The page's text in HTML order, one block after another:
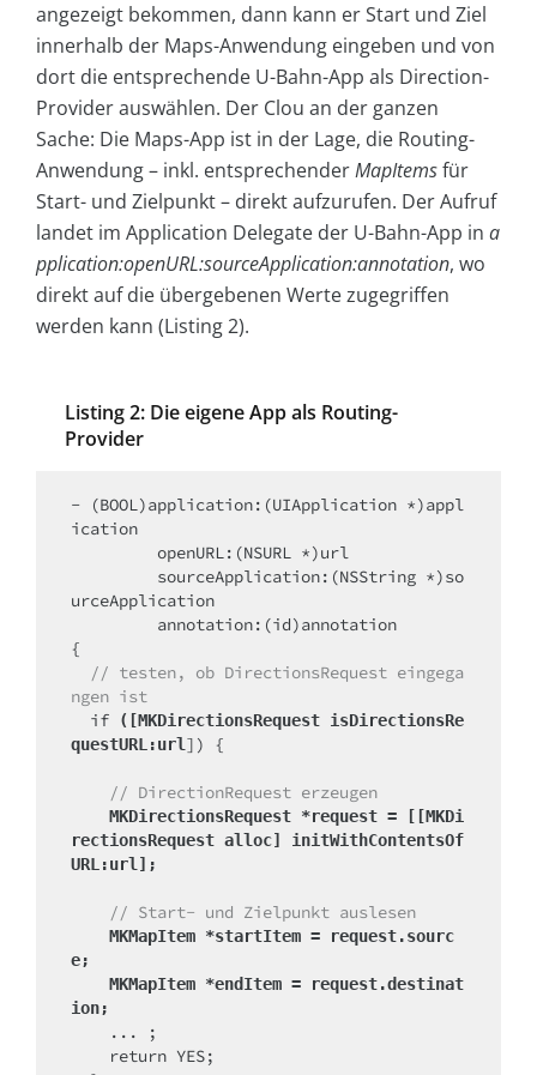
angezeigt bekommen, dann kann er Start und Ziel
innerhalb der Maps-Anwendung eingeben und von
dort die entsprechende U-Bahn-App als Direction-
Provider auswählen. Der Clou an der ganzen
Sache: Die Maps-App ist in der Lage, die Routing-
Anwendung – inkl. entsprechenderMap­Itemsfür
Start- und Zielpunkt – direkt aufzurufen. Der Aufruf
landet im Application Delegate der U-Bahn-App in ­ a
pplication:openURL:sourceApplication:annotation, wo
direkt auf die übergebenen Werte zugegriffen
werden kann (Listing 2).
Listing 2: Die eigene App als Routing-
Provider
- (BOOL)application:(UIApplication *)appl
ication
urceApplication
{
// testen, ob DirectionsRequest eingega
ngen ist
  if
([MKDirectionsRequest isDirectionsRe
questURL:url ]) {
// DirectionRequest erzeugen
rectionsRequest alloc] initWithContentsOf
URL:url];
// Start- und Zielpunkt auslesen
e;
ion;